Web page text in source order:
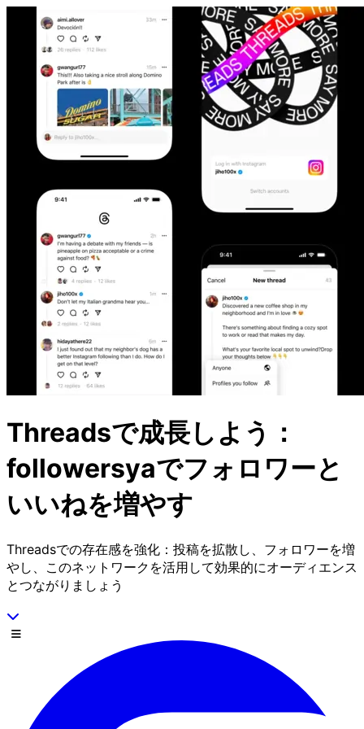
コンテンツにスキップ
Threadsで成長しよう：
followersyaでフォロワーと
いいねを増やす
Threadsでの存在感を強化：投稿を拡散し、フォロワーを増
やし、このネットワークを活用して効果的にオーディエンス
とつながりましょう
下にスクロール